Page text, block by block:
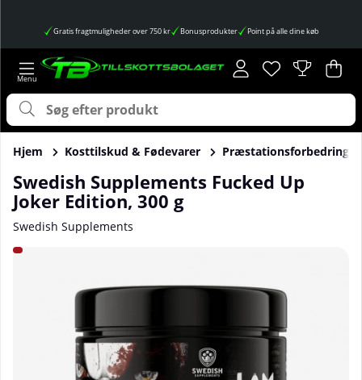
Gratis fragtmuligheder over 750 kr Bonusprodukter Point på alle dine køb
Ønskeliste
Antal på
. .
Hjem Kosttilskud & Fødevarer Præstationsforbedringer
Swedish Supplements Fucked Up
Joker Edition, 300 g
Swedish Supplements
Produktbilleder Swedish Supplements Fucked Up Joker